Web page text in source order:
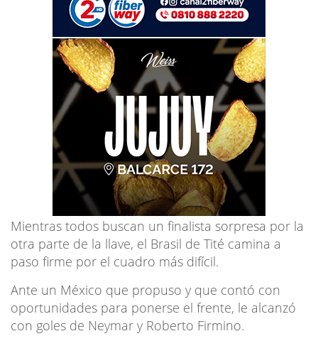
Mientras todos buscan un finalista sorpresa por la
otra parte de la llave, el Brasil de Tité camina a
paso firme por el cuadro más difícil.
Ante un México que propuso y que contó con
oportunidades para ponerse el frente, le alcanzó
con goles de Neymar y Roberto Firmino.